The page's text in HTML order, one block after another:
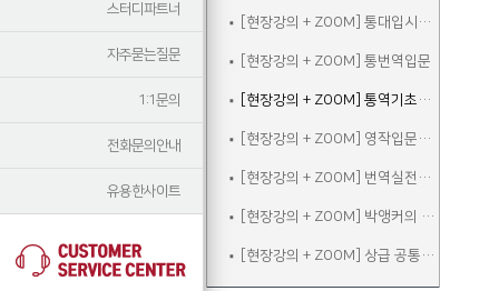
스터디파트너
자주묻는질문
1:1문의
전화문의안내
유용한사이트
[현장강의 + ZOOM] 통대입시입문
[현장강의 + ZOOM] 통번역입문
[현장강의 + ZOOM] 통역기초주말
[현장강의 + ZOOM] 영작입문주말
[현장강의 + ZOOM] 번역실전주말
[현장강의 + ZOOM] 박앵커의 청취&스피킹 주말
[현장강의 + ZOOM] 상급 공통어휘 속성반